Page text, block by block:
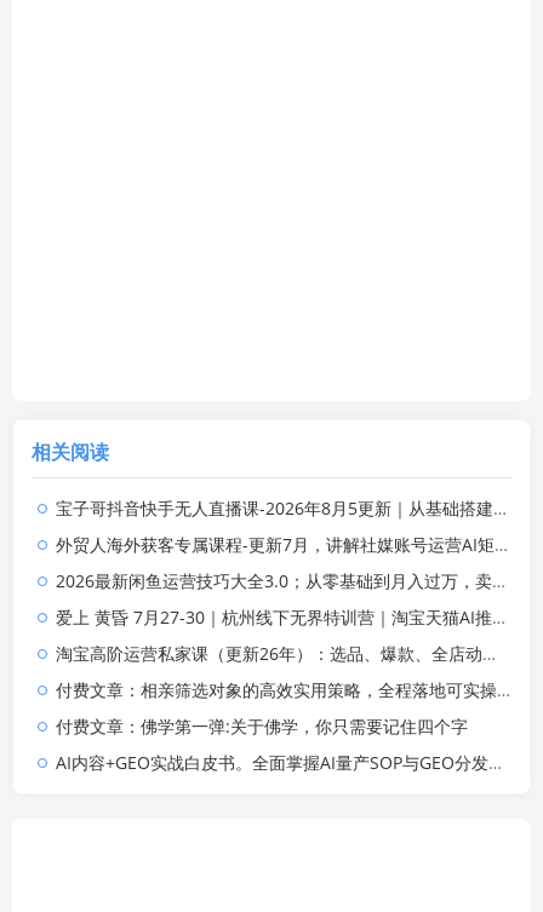
相关阅读
宝子哥抖音快手无人直播课-2026年8月5更新｜从基础搭建到高阶起号，稳号防封技术，搭建自动化直播变现体系
外贸人海外获客专属课程-更新7月，讲解社媒账号运营AI矩阵玩法，，系统掌握海外客户开发全流程实战方法
2026最新闲鱼运营技巧大全3.0；从零基础到月入过万，卖货准备、链接搭建到选品定价全拆解
爱上 黄昏 7月27-30｜杭州线下无界特训营｜淘宝天猫AI推广｜直通车人群｜全套PPT SOP思维导图资料包
淘宝高阶运营私家课（更新26年）：选品、爆款、全店动销，三模块构建盈利闭环，月入破5万
付费文章：相亲筛选对象的高效实用策略，全程落地可实操，规避短择、利己型相亲对象
付费文章：佛学第一弹:关于佛学，你只需要记住四个字
AI内容+GEO实战白皮书。全面掌握AI量产SOP与GEO分发机制